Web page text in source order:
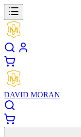
DAVID MORAN